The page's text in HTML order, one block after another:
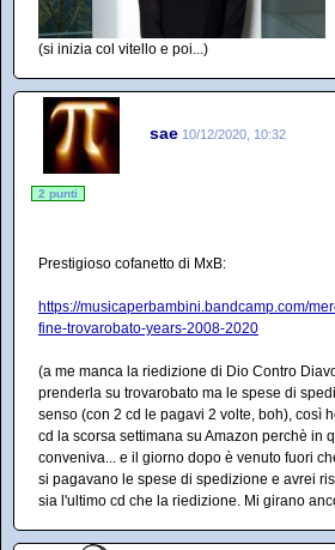
(si inizia col vitello e poi...)
sae 10/12/2020, 10:32
2 punti
Prestigioso cofanetto di MxB:
https://musicaperbambini.bandcamp.com/
fine-trovarobato-years-2008-2020
(a me manca la riedizione di Dio Contro
prenderla su trovarobato ma le spese di
senso (con 2 cd le pagavi 2 volte, boh), così
cd la scorsa settimana su Amazon perchè in
conveniva... e il giorno dopo è venuto fuori
si pagavano le spese di spedizione e avrei
sia l'ultimo cd che la riedizione. Mi girano